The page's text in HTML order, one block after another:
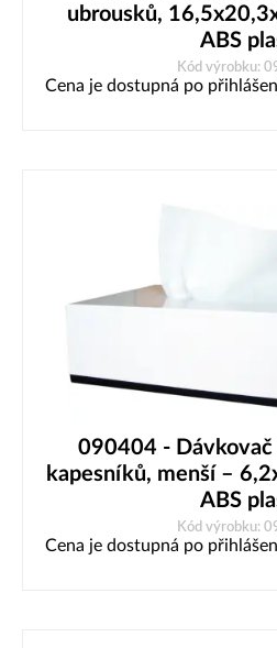
ubrousků,
ABS
Kód výrobku:
Cena je dostupná po
090404 -
kapesníků, menší –
ABS
Kód výrobku:
Cena je dostupná po